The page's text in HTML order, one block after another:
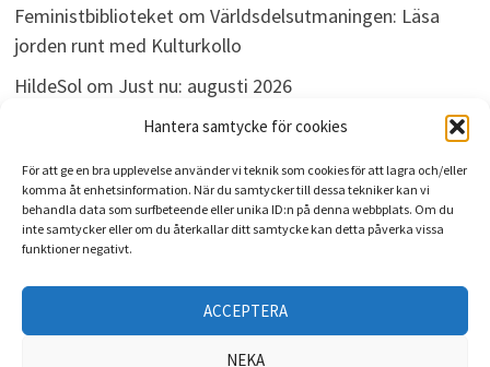
Hantera samtycke för cookies
För att ge en bra upplevelse använder vi teknik som cookies för att lagra och/eller
komma åt enhetsinformation. När du samtycker till dessa tekniker kan vi
behandla data som surfbeteende eller unika ID:n på denna webbplats. Om du
inte samtycker eller om du återkallar ditt samtycke kan detta påverka vissa
funktioner negativt.
ACCEPTERA
NEKA
Feministbiblioteketom Världsdelsutmaningen: Läsa
jorden runt med Kulturkollo
HildeSolom Just nu: augusti 2026
omJust nu: augusti 2026
ARKIV